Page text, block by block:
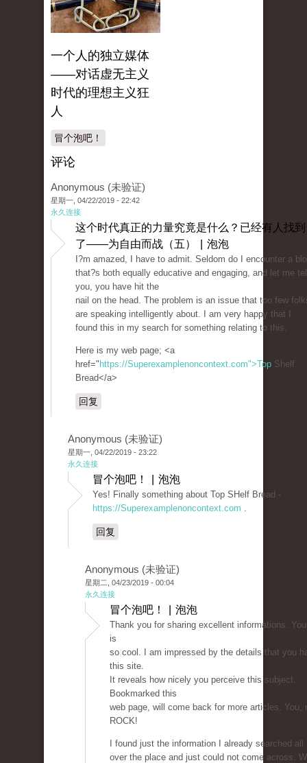
一个人的独立媒体
——对话虚无主义
时代的理想主义狂
人
冒个泡吧！
评论
Anonymous (未验证)
星期一, 04/22/2019 - 22:42
永久连接
这个时代真正的力量究竟是什么？已经有人找到
了——为自由而战（五） | 泡泡
I?m amazed, I have to admit. Seldom do I encounter a
that?s both equally educative and engaging, and let me
you, you have hit the
nail on the head. The problem is an issue that too few
are speaking intelligently about. I am very happy that I
found this in my search for something relating to this.
Here is my web page; <a
href=" https://Superexamplenoncontext.com">Top Shelf
Bread</a>
回复
Anonymous (未验证)
星期一, 04/22/2019 - 23:22
永久连接
冒个泡吧！ | 泡泡
Yes! Finally something about Top SHelf Bread -
https://Superexamplenoncontext.com .
回复
Anonymous (未验证)
星期二, 04/23/2019 - 00:04
永久连接
冒个泡吧！ | 泡泡
Thank you for sharing excellent informations.
is
so cool. I am impressed by the details that you
this site.
It reveals how nicely you perceive this subject.
Bookmarked this
web page, will come back for more articles. You,
ROCK!
I found just the information I already searched all
over the place and just could not come across.